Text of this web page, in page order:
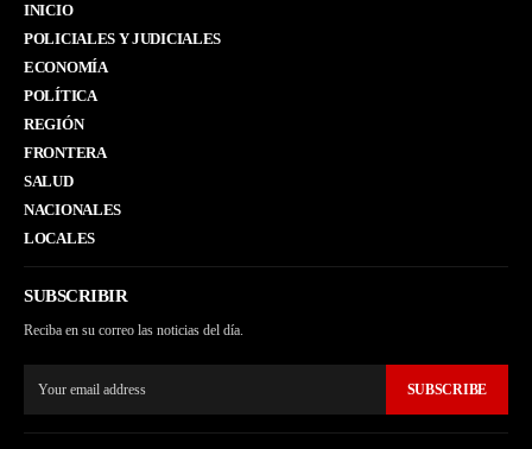
INICIO
POLICIALES Y JUDICIALES
ECONOMÍA
POLÍTICA
REGIÓN
FRONTERA
SALUD
NACIONALES
LOCALES
SUBSCRIBIR
Reciba en su correo las noticias del día.
SUBSCRIBE